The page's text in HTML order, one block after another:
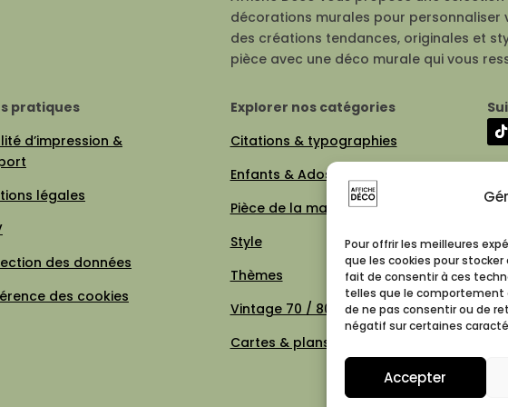
Pour offrir les meilleures
que les cookies pour
fait de consentir à ces
telles que le comportement
de ne pas consentir ou de
négatif sur certaines
Accepter
décorations murales pour personnaliser
des créations tendances, originales et
pièce avec une déco murale qui vous
pratiques
d’impression &
légales
des données
des cookies
Explorer nos catégories
Citations & typographies
Enfants & Ados
Pièce de la maison
Style
Thèmes
Vintage 70 / 80
Cartes & plans de villes